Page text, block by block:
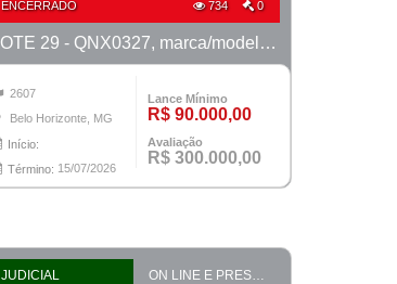
ENCERRADO 734 0
LOTE 29 - QNX0327, marca/modelo M. Benz/915 E MTX TVAL, ano 2016/2016
2607
Belo Horizonte, MG
Início:
Término: 15/07/2026
Lance Mínimo
R$ 90.000,00
Avaliação
R$ 300.000,00
JUDICIAL ON LINE E PRESENCIAL